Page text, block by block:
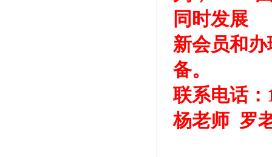
同时发展
新会员和
备。
联系电话
杨老师 罗